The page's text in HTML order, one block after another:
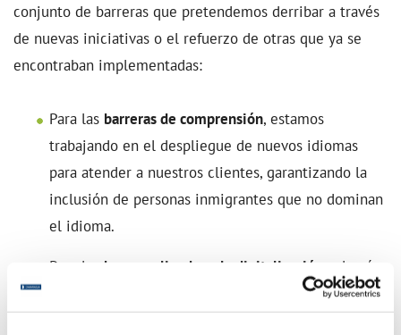
conjunto de barreras que pretendemos derribar a través
de nuevas iniciativas o el refuerzo de otras que ya se
encontraban implementadas:
Para las barreras de comprensión, estamos
trabajando en el despliegue de nuevos idiomas
para atender a nuestros clientes, garantizando la
inclusión de personas inmigrantes que no dominan
el idioma.
Para las barreras ligadas a la digitalización
, además
de facilitar las gestiones con cita previa en oficinas,
teléfono o videoconferencia, estamos facilitando